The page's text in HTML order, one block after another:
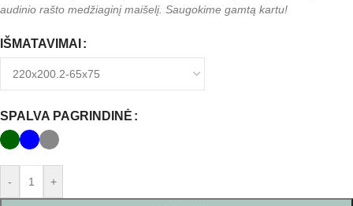
audinio rašto medžiaginį maišelį. Saugokime gamtą kartu!
IŠMATAVIMAI
SPALVA PAGRINDINĖ
- +